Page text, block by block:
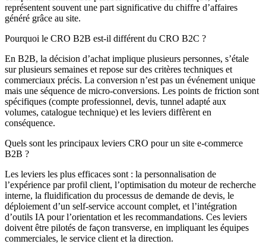
représentent souvent une part significative du chiffre d’affaires
généré grâce au site.
Pourquoi le CRO B2B est-il différent du CRO B2C ?
En B2B, la décision d’achat implique plusieurs personnes, s’étale
sur plusieurs semaines et repose sur des critères techniques et
commerciaux précis. La conversion n’est pas un événement unique
mais une séquence de micro-conversions. Les points de friction sont
spécifiques (compte professionnel, devis, tunnel adapté aux
volumes, catalogue technique) et les leviers diffèrent en
conséquence.
Quels sont les principaux leviers CRO pour un site e-commerce
B2B ?
Les leviers les plus efficaces sont : la personnalisation de
l’expérience par profil client, l’optimisation du moteur de recherche
interne, la fluidification du processus de demande de devis, le
déploiement d’un self-service account complet, et l’intégration
d’outils IA pour l’orientation et les recommandations. Ces leviers
doivent être pilotés de façon transverse, en impliquant les équipes
commerciales, le service client et la direction.